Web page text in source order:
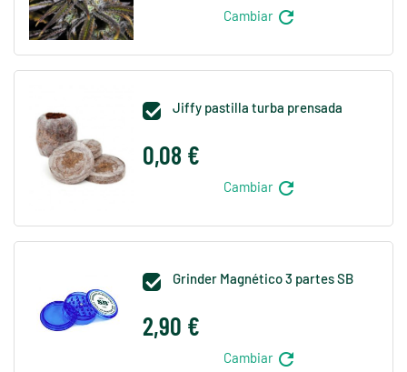
Cambiar refresh
 Jiffy pastilla turba prensada
0,08 €
Cambiar refresh
 Grinder Magnético 3 partes SB
2,90 €
Cambiar refresh